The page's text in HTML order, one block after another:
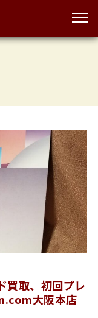
買取、初回プレ
大阪本店